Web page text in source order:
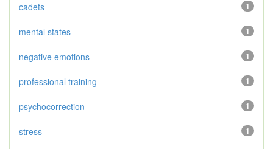
1
cadets
1
mental states
1
negative emotions
1
professional training
1
psychocorrection
1
stress